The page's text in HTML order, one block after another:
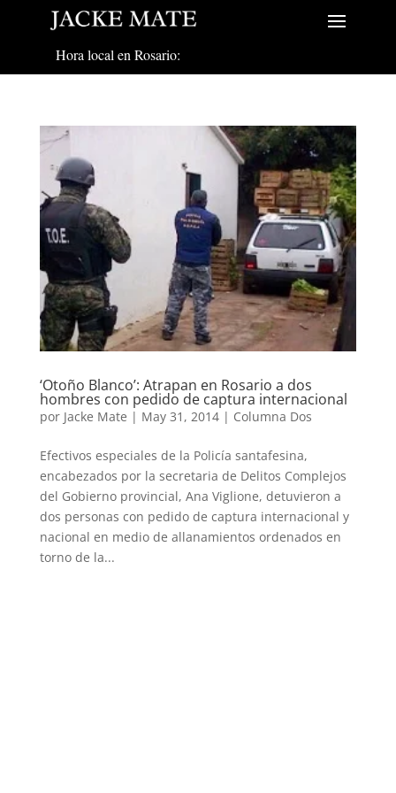
Hora local en Rosario:
‘Otoño Blanco’: Atrapan en Rosario a dos
hombres con pedido de captura internacional
por Jacke Mate | May 31, 2014| Columna Dos
Efectivos especiales de la Policía santafesina,
encabezados por la secretaria de Delitos Complejos
del Gobierno provincial, Ana Viglione, detuvieron a
dos personas con pedido de captura internacional y
nacional en medio de allanamientos ordenados en
torno de la...